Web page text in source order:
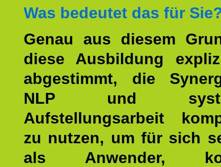
Was bedeutet das für
Genau aus diesem
diese Ausbildung
abgestimmt, die
NLP und
Aufstellungsarbeit
zu nutzen, um für sich
als Anwender,